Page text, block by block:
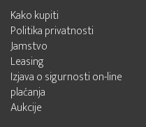
Kako kupiti
Politika privatnosti
Jamstvo
Leasing
Izjava o sigurnosti on-line
plaćanja
Aukcije